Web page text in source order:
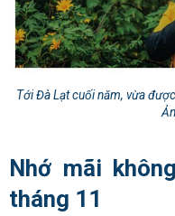
Tới Đà Lạt cuối năm, vừa
Nhớ mãi
tháng 11